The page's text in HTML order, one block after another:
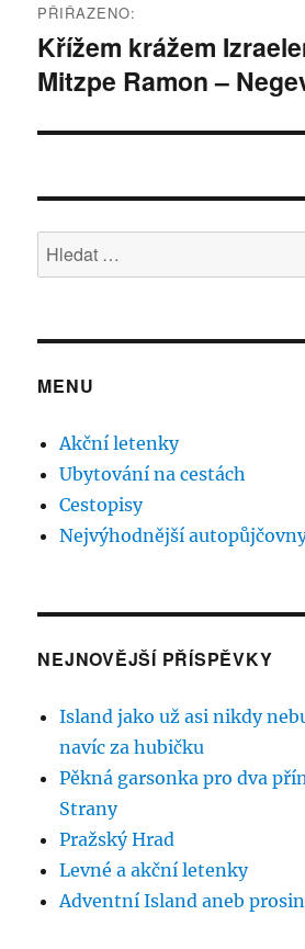
pro
příspěvek
PŘIŘAZENO:
Křížem krážem
Mitzpe Ramon –
Hledat:
MENU
Akční letenky
Ubytování na cestách
Cestopisy
Nejvýhodnější
NEJNOVĚJŠÍ PŘÍSPĚVKY
Island jako už asi nikdy
navíc za hubičku
Pěkná garsonka pro dva
Strany
Pražský Hrad
Levné a akční letenky
Adventní Island aneb